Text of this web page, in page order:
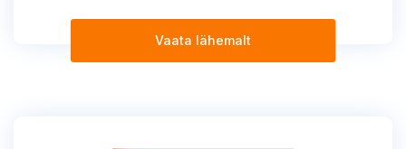
Vaata lähemalt